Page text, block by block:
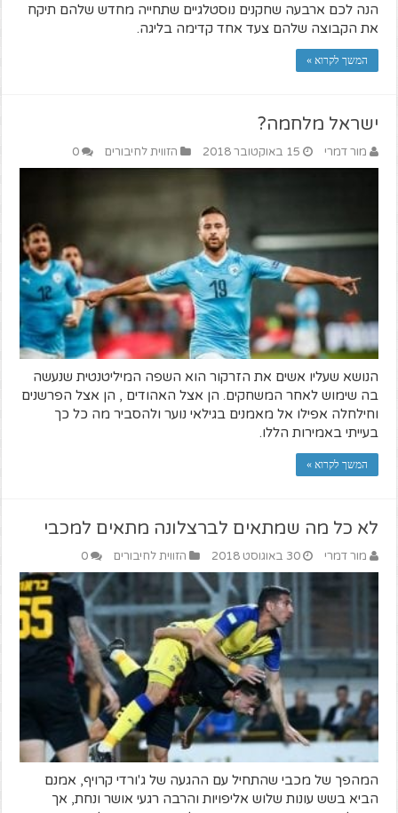
הנה לכם ארבעה שחקנים נוסטלגיים שתחייה מחדש שלהם תיקח
את הקבוצה שלהם צעד אחד קדימה בליגה.
המשך לקרוא »
ישראל מלחמה?
מור דמרי 15 באוקטובר 2018 הזווית לחיבורים 0
הנושא שעליו אשים את הזרקור הוא השפה המיליטנטית שנעשה
בה שימוש לאחר המשחקים. הן אצל האהודים , הן אצל הפרשנים
וחילחלה אפילו אל מאמנים בגילאי נוער ולהסביר מה כל כך
בעייתי באמירות הללו.
המשך לקרוא »
לא כל מה שמתאים לברצלונה מתאים למכבי
מור דמרי 30 באוגוסט 2018 הזווית לחיבורים 0
המהפך של מכבי שהתחיל עם ההגעה של ג'ורדי קרויף, אמנם
הביא בשש עונות שלוש אליפויות והרבה רגעי אושר ונחת, אך